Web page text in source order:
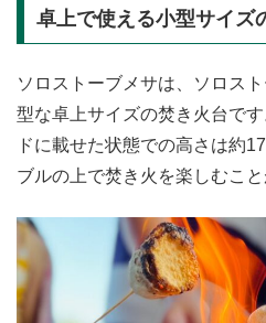
卓上で使える小型サイズ
ソロストーブメサは、ソロス
型な卓上サイズの焚き火台で
ドに載せた状態での高さは約
ブルの上で焚き火を楽しむこと